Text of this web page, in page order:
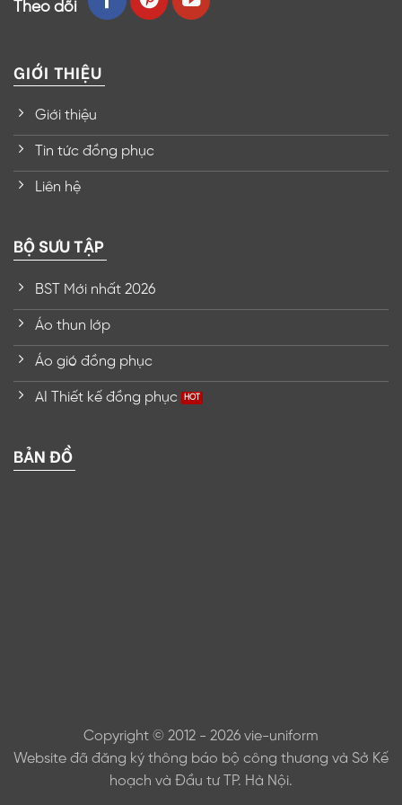
Theo dõi
GIỚI THIỆU
Giới thiệu
Tin tức đồng phục
Liên hệ
BỘ SƯU TẬP
BST Mới nhất 2026
Áo thun lớp
Áo gió đồng phục
AI Thiết kế đồng phục
BẢN ĐỒ
Copyright © 2012 - 2026 vie-uniform
Website đã đăng ký thông báo bộ công thương và Sở Kế
hoạch và Đầu tư TP. Hà Nội.